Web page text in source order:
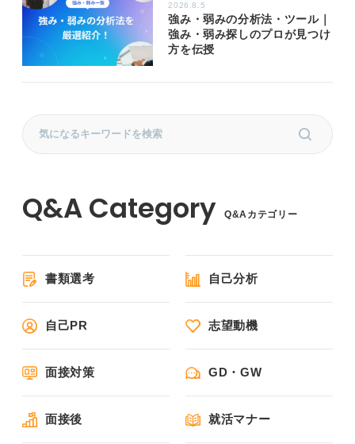
2026.8.5
強み・弱みの分析法・ツール｜
強み・弱み探しのプロが見つけ
方を伝授
Q&Aカテゴリー
書類選考 自己分析
自己PR 志望動機
面接対策 GD・GW
面接後 就活マナー